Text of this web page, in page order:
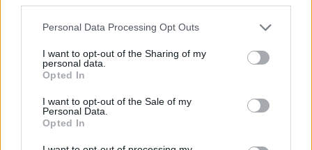
Personal Data Processing Opt Outs
I want to opt-out of the Sharing of my
personal data.
Opted In
I want to opt-out of the Sale of my
Personal Data.
Opted In
valamint a javító tanár úgy ítéli meg, hogy a szövegértési
a helyesírás és az íráskép értékelését.
ha emelt szinten a műértelmező szövegalkotási feladatot nem
oldottátok meg, vagy a megoldásotok terjedelme kevesebb,
nem oldottátok meg, vagy a megoldásotok terjedelme
kevesebb, mint 15 szó - emeli ki a tavalyi feladatsor javítási
útmutatója.